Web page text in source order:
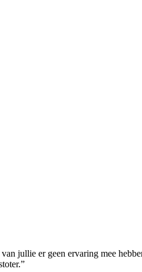
jullie er geen ervaring mee